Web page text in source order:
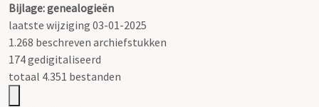
Bijlage: genealogieën
laatste wijziging 03-01-2025
1.268 beschreven archiefstukken
174 gedigitaliseerd
totaal 4.351 bestanden